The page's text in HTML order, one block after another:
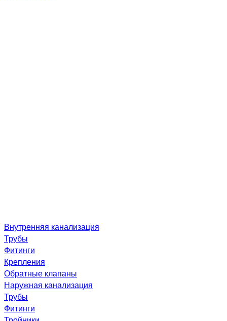
Внутренняя канализация
Трубы
Фитинги
Крепления
Обратные клапаны
Наружная канализация
Трубы
Фитинги